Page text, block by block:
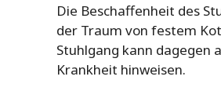
Die Beschaffenheit des
der Traum von festem
Stuhlgang kann dagegen
Krankheit hinweisen.